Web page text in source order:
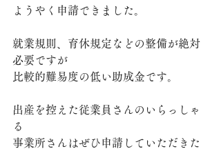
ようやく申請できました。
就業規則、育休規定などの整備が絶対
必要ですが
比較的難易度の低い助成金です。
出産を控えた従業員さんのいらっしゃ
る
事業所さんはぜひ申請していただきた